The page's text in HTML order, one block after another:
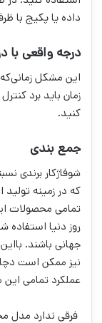
داده یا پکیج با
درجه واقعی
این مشکل زمانی‌که
زمان باید برد
کنید.
جمع بندی
شوفاژکار برندی
که در زمینه تولید
تمامی محصولات
روز دنیا استفاده
جهانی باشند.
نیز ممکن است
عملکرد تمامی
فرقی ندارد مدل